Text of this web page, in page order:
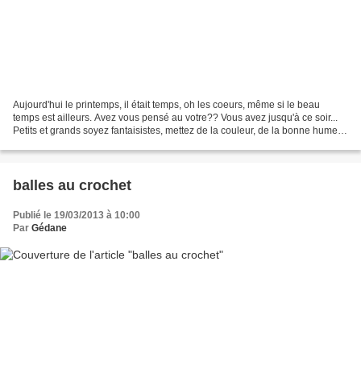
Aujourd'hui le printemps, il était temps, oh les coeurs, même si le beau
temps est ailleurs. Avez vous pensé au votre?? Vous avez jusqu'à ce soir...
Petits et grands soyez fantaisistes, mettez de la couleur, de la bonne humeur
balles au crochet
Publié le 19/03/2013 à 10:00
Par Gédane